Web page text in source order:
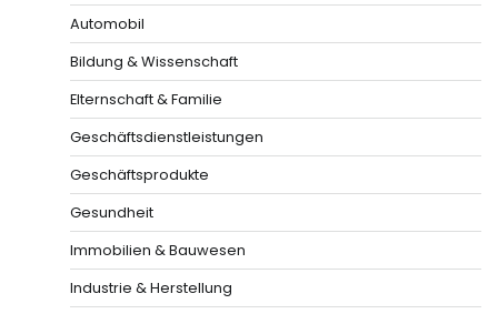
Automobil
Bildung & Wissenschaft
Elternschaft & Familie
Geschäftsdienstleistungen
Geschäftsprodukte
Gesundheit
Immobilien & Bauwesen
Industrie & Herstellung